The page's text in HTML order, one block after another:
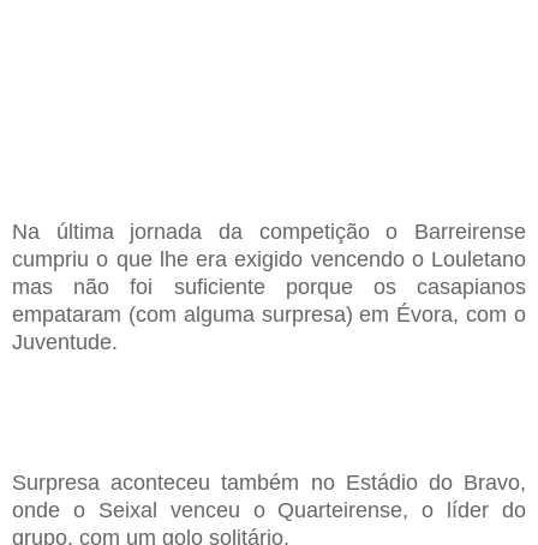
Na última jornada da competição o Barreirense
cumpriu o que lhe era exigido vencendo o Louletano
mas não foi suficiente porque os casapianos
empataram (com alguma surpresa) em Évora, com o
Juventude.
Surpresa aconteceu também no Estádio do Bravo,
onde o Seixal venceu o Quarteirense, o líder do
grupo, com um golo solitário.